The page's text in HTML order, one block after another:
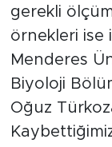
gerekli
örnekleri ise
Menderes
Biyoloji
Oğuz